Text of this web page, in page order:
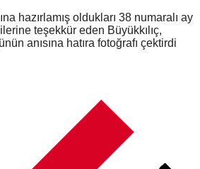
hazırlamış oldukları 38 numaralı ay
teşekkür eden Büyükkılıç,
anısına hatıra fotoğrafı çektirdi